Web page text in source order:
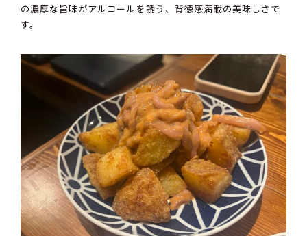
の濃厚な旨味がアルコールを誘う、背徳感満載の美味しさで
す。